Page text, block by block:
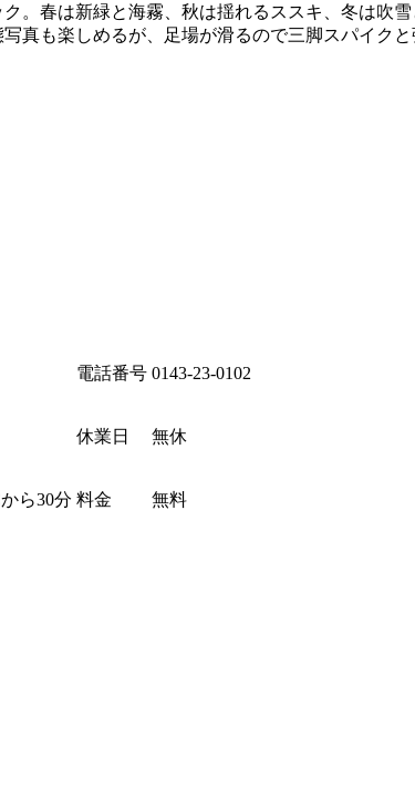
。春は新緑と海霧、秋は揺れるススキ、冬は吹
真も楽しめるが、足場が滑るので三脚スパイク
電話番号 0143-23-0102
休業日 無休
ら30分 料金 無料